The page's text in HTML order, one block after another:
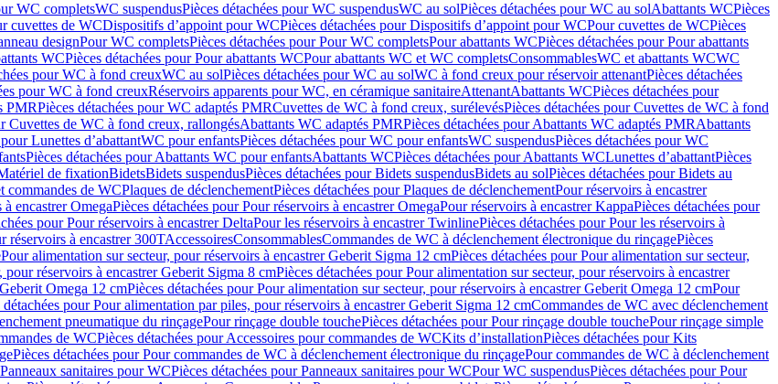
WC completsWC suspendusPièces détachées pour WC suspendusWC au solPièces détachées pour WC au solAbattants WCPièces
cuvettes de WCDispositifs d’appoint pour WCPièces détachées pour Dispositifs d’appoint pour WCPour cuvettes de WCPièces
designPour WC completsPièces détachées pour Pour WC completsPour abattants WCPièces détachées pour Pour abattants
WCPièces détachées pour Pour abattants WCPour abattants WC et WC completsConsommablesWC et abattants WCWC
pour WC à fond creuxWC au solPièces détachées pour WC au solWC à fond creux pour réservoir attenantPièces détachées
pour WC à fond creuxRéservoirs apparents pour WC, en céramique sanitaireAttenantAbattants WCPièces détachées pour
PMRPièces détachées pour WC adaptés PMRCuvettes de WC à fond creux, surélevésPièces détachées pour Cuvettes de WC à fond
Cuvettes de WC à fond creux, rallongésAbattants WC adaptés PMRPièces détachées pour Abattants WC adaptés PMRAbattants
Lunettes d’abattantWC pour enfantsPièces détachées pour WC pour enfantsWC suspendusPièces détachées pour WC
Pièces détachées pour Abattants WC pour enfantsAbattants WCPièces détachées pour Abattants WCLunettes d’abattantPièces
de fixationBidetsBidets suspendusPièces détachées pour Bidets suspendusBidets au solPièces détachées pour Bidets au
commandes de WCPlaques de déclenchementPièces détachées pour Plaques de déclenchementPour réservoirs à encastrer
encastrer OmegaPièces détachées pour Pour réservoirs à encastrer OmegaPour réservoirs à encastrer KappaPièces détachées pour
pour Pour réservoirs à encastrer DeltaPour les réservoirs à encastrer TwinlinePièces détachées pour Pour les réservoirs à
réservoirs à encastrer 300TAccessoiresConsommablesCommandes de WC à déclenchement électronique du rinçagePièces
Pour alimentation sur secteur, pour réservoirs à encastrer Geberit Sigma 12 cmPièces détachées pour Pour alimentation sur secteur,
pour réservoirs à encastrer Geberit Sigma 8 cmPièces détachées pour Pour alimentation sur secteur, pour réservoirs à encastrer
Omega 12 cmPièces détachées pour Pour alimentation sur secteur, pour réservoirs à encastrer Geberit Omega 12 cmPour
détachées pour Pour alimentation par piles, pour réservoirs à encastrer Geberit Sigma 12 cmCommandes de WC avec déclenchement
pneumatique du rinçagePour rinçage double touchePièces détachées pour Pour rinçage double touchePour rinçage simple
de WCPièces détachées pour Accessoires pour commandes de WCKits d’installationPièces détachées pour Kits
Pièces détachées pour Pour commandes de WC à déclenchement électronique du rinçagePour commandes de WC à déclenchement
Panneaux sanitaires pour WCPièces détachées pour Panneaux sanitaires pour WCPour WC suspendusPièces détachées pour Pour